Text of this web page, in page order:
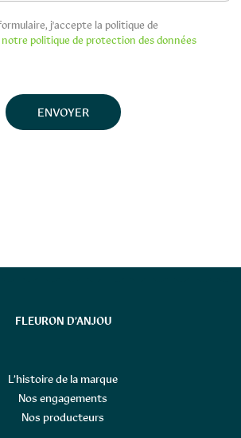
j'accepte la politique de
notre politique de protection des données
FLEURON D’ANJOU
L’histoire de la marque
Nos engagements
Nos producteurs